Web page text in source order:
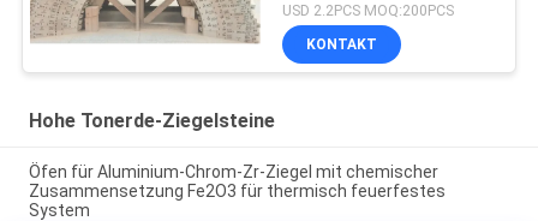
USD 2.2PCS MOQ:200PCS
KONTAKT
Hohe Tonerde-Ziegelsteine
Öfen für Aluminium-Chrom-Zr-Ziegel mit chemischer
Zusammensetzung Fe2O3 für thermisch feuerfestes
System